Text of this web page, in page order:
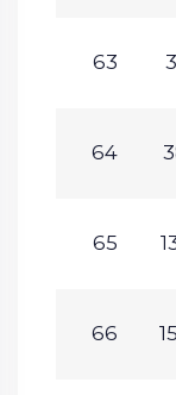
63
64
65
66